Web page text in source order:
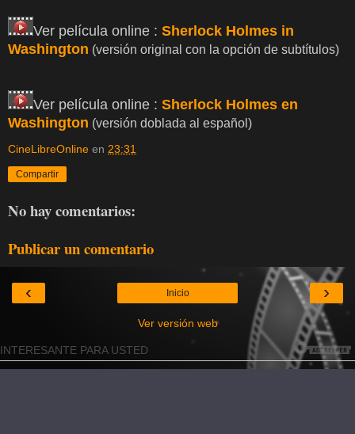
Ver película online : Sherlock Holmes in
Washington (versión original con la opción de subtítulos)
Ver película online : Sherlock Holmes en
Washington (versión doblada al español)
CineLibreOnline en 23:31
Compartir
No hay comentarios:
Publicar un comentario
‹ ›
Inicio
Ver versión web